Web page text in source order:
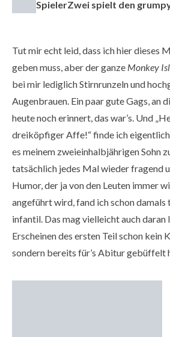
SpielerZwei spielt den
Tut mir echt leid, dass ich hier dieses
geben muss, aber der ganze Monkey
bei mir lediglich Stirnrunzeln und
Augenbrauen. Ein paar gute Gags, an
heute noch erinnert, das war’s. Und
dreiköpfiger Affe!“ finde ich
es meinem zweieinhalbjährigen Sohn
tatsächlich jedes Mal wieder fragend
Humor, der ja von den Leuten immer
angeführt wird, fand ich schon damals
infantil. Das mag vielleicht auch daran
Erscheinen des ersten Teil schon kein
sondern bereits für’s Abitur gebüffelt